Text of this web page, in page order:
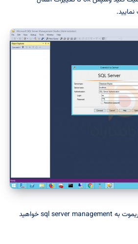
در حال حاضر شما قادر به ریموت به sql server management خواهید